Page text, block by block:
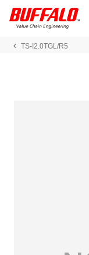
TS-I2.0TGL/R5